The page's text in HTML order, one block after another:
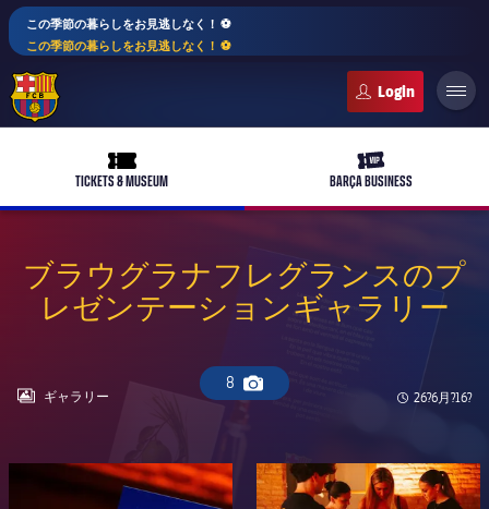
この季節の暮らしをお見逃しなく！ ⚽️
この季節の暮らしをお見逃しなく！ ⚽️
ticket-full
TICKETS & MUSEUM
ticket-vip
BARÇA BUSINESS
PLUSICON
LABEL.ARIA.PLUS
女子サッカー
plusicon
label.aria.plus
plusicon
label.aria.plus
ブラウグラナフレグランスのプ
レゼンテーションギャラリー
8
Camera icon
LABEL.ARIA.GALLERY
ギャラリー Published
26?6月?16?
FC Barcelona club badge FC Barcelona club badge